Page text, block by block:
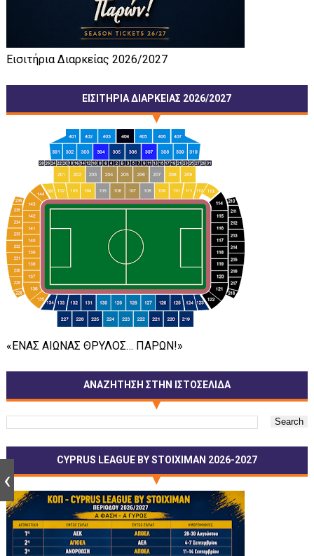
Εισιτήρια Διαρκείας 2026/2027
ΕΙΣΙΤΗΡΙΑ ΔΙΑΡΚΕΙΑΣ 2026/2027
«ΕΝΑΣ ΑΙΩΝΑΣ ΘΡΥΛΟΣ… ΠΑΡΩΝ!»
ΑΝΑΖΗΤΗΣΗ ΣΤΗΝ ΙΣΤΟΣΕΛΙΔΑ
CYPRUS LEAGUE BY STOIXIMAN 2026-2027